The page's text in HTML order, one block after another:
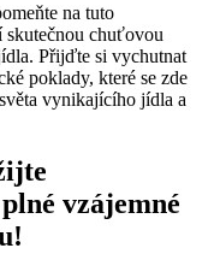
na tuto
skutečnou chuťovou
Přijďte si vychutnat
poklady, které se zde
vynikajícího jídla a
vzájemné